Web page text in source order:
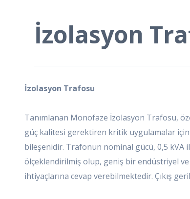
İzolasyon
İzolasyon Trafosu
Tanımlanan Monofaze İzolasyon Trafosu,
güç kalitesi gerektiren kritik uygulamalar
bileşenidir. Trafonun nominal gücü, 0,5 kVA
ölçeklendirilmiş olup, geniş bir endüstriyel
ihtiyaçlarına cevap verebilmektedir. Çıkış